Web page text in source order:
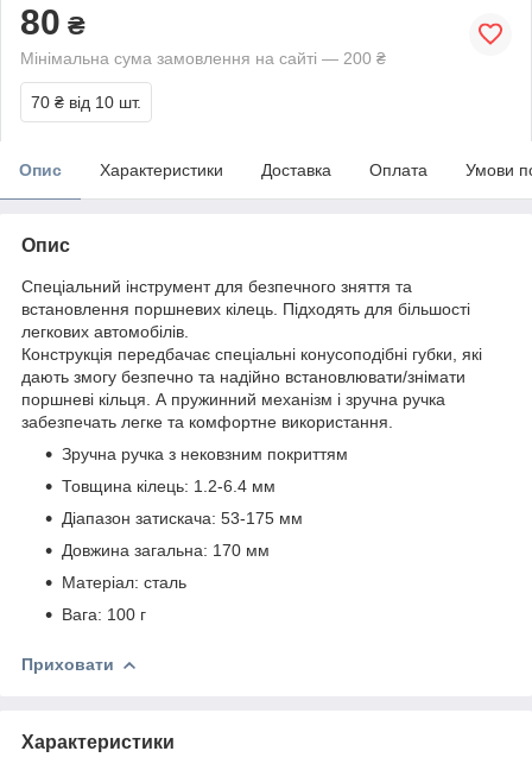
80 ₴
Мінімальна сума замовлення на сайті — 200 ₴
70 ₴ від 10 шт.
Опис Характеристики Доставка Оплата Умови
Опис
Спеціальний інструмент для безпечного зняття та
встановлення поршневих кілець. Підходять для більшості
легкових автомобілів.
Конструкція передбачає спеціальні конусоподібні губки, які
дають змогу безпечно та надійно встановлювати/знімати
поршневі кільця. А пружинний механізм і зручна ручка
забезпечать легке та комфортне використання.
Зручна ручка з нековзним покриттям
Товщина кілець: 1.2-6.4 мм
Діапазон затискача: 53-175 мм
Довжина загальна: 170 мм
Матеріал: сталь
Вага: 100 г
Приховати
Характеристики